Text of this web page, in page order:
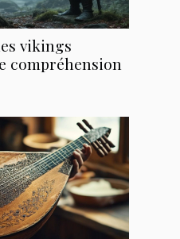
vikings
compréhension